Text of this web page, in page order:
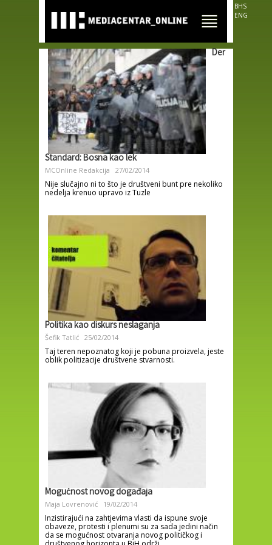
main
content
BHS
ENG
Der
Standard: Bosna kao lek
MCOnline Redakcija 27/02/2014
Nije slučajno ni to što je društveni bunt pre nekoliko
nedelja krenuo upravo iz Tuzle
Politika kao diskurs neslaganja
Šefik Tatlić 25/02/2014
Taj teren nepoznatog koji je pobuna proizvela, jeste
oblik politizacije društvene stvarnosti.
Mogućnost novog događaja
Maja Lovrenović 19/02/2014
Inzistirajući na zahtjevima vlasti da ispune svoje
obaveze, protesti i plenumi su za sada jedini način
da se mogućnost otvaranja novog političkog i